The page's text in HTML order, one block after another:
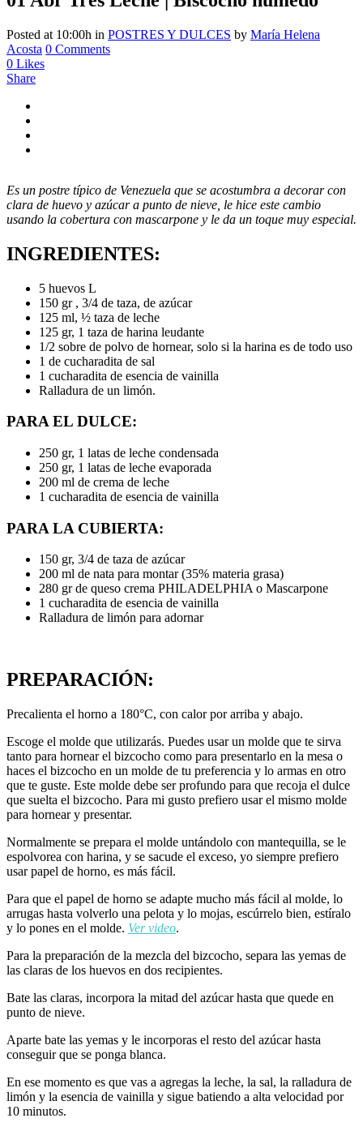
Posted at 10:00h in POSTRES Y DULCES by María Helena
Acosta 0 Comments
0 Likes
Share
Es un postre típico de Venezuela que se acostumbra a decorar con
clara de huevo y azúcar a punto de nieve, le hice este cambio
usando la cobertura con mascarpone y le da un toque muy especial.
INGREDIENTES:
5 huevos L
150 gr , 3/4 de taza, de azúcar
125 ml, ½ taza de leche
125 gr, 1 taza de harina leudante
1/2 sobre de polvo de hornear, solo si la harina es de todo uso
1 de cucharadita de sal
1 cucharadita de esencia de vainilla
Ralladura de un limón.
PARA EL DULCE:
250 gr, 1 latas de leche condensada
250 gr, 1 latas de leche evaporada
200 ml de crema de leche
1 cucharadita de esencia de vainilla
PARA LA CUBIERTA:
150 gr, 3/4 de taza de azúcar
200 ml de nata para montar (35% materia grasa)
280 gr de queso crema PHILADELPHIA o Mascarpone
1 cucharadita de esencia de vainilla
Ralladura de limón para adornar
PREPARACIÓN:
Precalienta el horno a 180°C, con calor por arriba y abajo.
Escoge el molde que utilizarás. Puedes usar un molde que te sirva
tanto para hornear el bizcocho como para presentarlo en la mesa o
haces el bizcocho en un molde de tu preferencia y lo armas en otro
que te guste. Este molde debe ser profundo para que recoja el dulce
que suelta el bizcocho. Para mi gusto prefiero usar el mismo molde
para hornear y presentar.
Normalmente se prepara el molde untándolo con mantequilla, se le
espolvorea con harina, y se sacude el exceso, yo siempre prefiero
usar papel de horno, es más fácil.
Para que el papel de horno se adapte mucho más fácil al molde, lo
arrugas hasta volverlo una pelota y lo mojas, escúrrelo bien, estíralo
y lo pones en el molde. Ver video.
Para la preparación de la mezcla del bizcocho, separa las yemas de
las claras de los huevos en dos recipientes.
Bate las claras, incorpora la mitad del azúcar hasta que quede en
punto de nieve.
Aparte bate las yemas y le incorporas el resto del azúcar hasta
conseguir que se ponga blanca.
En ese momento es que vas a agregas la leche, la sal, la ralladura de
limón y la esencia de vainilla y sigue batiendo a alta velocidad por
10 minutos.